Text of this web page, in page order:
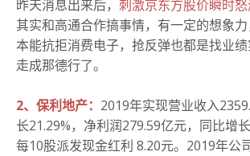
昨天消息出来后， 刺激京东方股价瞬时怒
其实和高通合作搞事情，有一定的想象
本能抗拒消费电子，抢反弹也都是找业
走成那德行了。
2、保利地产： 2019年实现营业收入
长21.29%，净利润279.59亿元，同比增
每10股派发现金红利 8.20元。2019年公